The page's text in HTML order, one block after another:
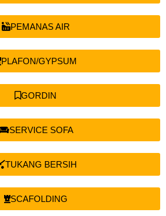
PEMANAS AIR
PLAFON/GYPSUM
GORDIN
SERVICE SOFA
TUKANG BERSIH
SCAFOLDING